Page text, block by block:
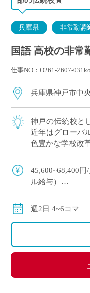
兵庫県 非常勤講
国語 高校の非常
仕事NO：O261-2607-
兵庫県神戸市中
神戸の伝統校と
近年はグローバ
色豊かな学校改
ご勤務いただけ
45,600~68,400
ル給与）
週2日 4~6コマ